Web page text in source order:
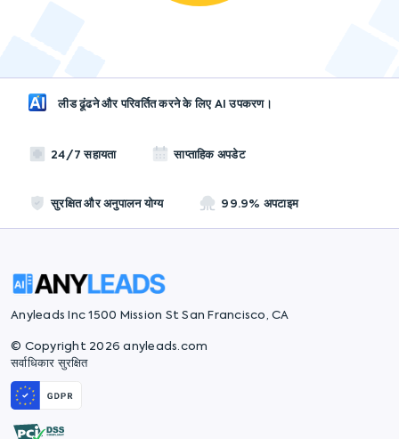
लीड ढूंढने और परिवर्तित करने के लिए AI उपकरण।
24/7 सहायता साप्ताहिक अपडेट
सुरक्षित और अनुपालन योग्य 99.9% अपटाइम
Anyleads Inc 1500 Mission St San Francisco, CA
© Copyright 2026 anyleads.com
सर्वाधिकार सुरक्षित